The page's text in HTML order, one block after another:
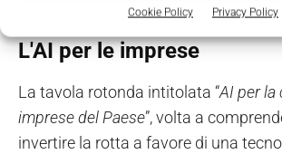
Cookie Policy Privacy Policy
L'AI per le imprese
La tavola rotonda intitolata “AI per la
imprese del Paese”, volta a
invertire la rotta a favore di una